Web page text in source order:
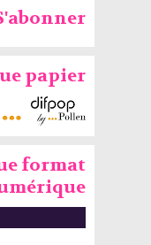
papier
format